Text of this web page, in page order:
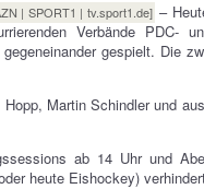
| SPORT1 | tv.sport1.de] –
Verbände PDC-
gespielt. Die
Martin Schindler und
ab 14 Uhr und
heute Eishockey)